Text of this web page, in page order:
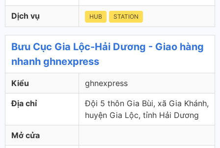
Dịch vụ HUB STATION
Bưu Cục Gia Lộc-Hải Dương - Giao hàng
nhanh ghnexpress
Kiểu ghnexpress
Địa chỉ
Đội 5 thôn Gia Bùi, xã Gia Khánh,
huyện Gia Lộc, tỉnh Hải Dương
Mở cửa